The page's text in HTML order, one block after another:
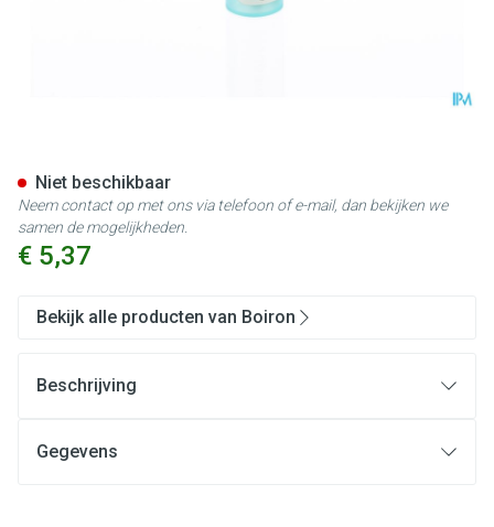
€ 5,37
Niet beschikbaar
Neem contact op met ons via telefoon of e-mail, dan bekijken we
samen de mogelijkheden.
Bekijk alle producten van Boiron
Beschrijving
Gegevens